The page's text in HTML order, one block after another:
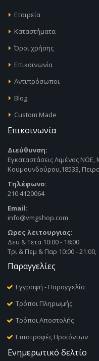
Εταιρεία
Καταστήματα
Όροι χρήσης
Επικοινωνία
Αντιπρόσωποι
Blog
Custom Made
Επικοινωνία
Διεύθυνση:
Εγκαταστάσεις Λιμένος ΝΟΕ,
Κουμουνδούρου,18533,
Τηλέφωνο:
210 4120064
Email:
info@vmgshop.com
Ωρες λειτουργιας:
Δευ & Τετα 10:00 - 18:00
Τρι & Πεμ & Παρ 10:00 -
Παραγγελίες
Εγγραφή - Παραγγελία
Τρόποι Πληρωμής
Τρόποι Αποστολής
Επιστροφές Προιόντων
Ενημερωτικό δελτίο